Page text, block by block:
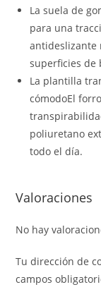
La suela de
para una
antideslizante
superficies de
La plantilla
cómodoEl
poliuretano
todo el día.
Valoraciones
No hay
Tu dirección de
campos